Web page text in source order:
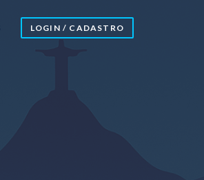
LOGIN / CADASTRO